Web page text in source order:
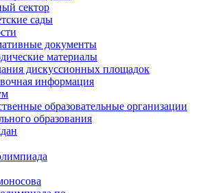
сектор
сады
документы
материалы
дискуссионных площадок
информация
образовательные организации
образования